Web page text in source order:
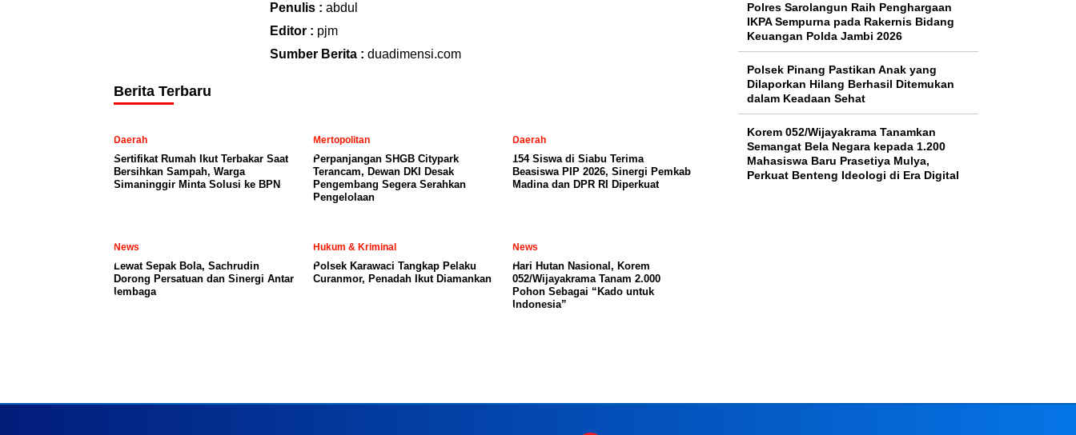
Penulis : abdul
Editor : pjm
Sumber Berita : duadimensi.com
Berita Terbaru
Daerah
Sertifikat Rumah Ikut Terbakar Saat
Bersihkan Sampah, Warga
Simaninggir Minta Solusi ke BPN
Mertopolitan
Perpanjangan SHGB Citypark
Terancam, Dewan DKI Desak
Pengembang Segera Serahkan
Pengelolaan
Daerah
154 Siswa di Siabu Terima
Beasiswa PIP 2026, Sinergi Pemkab
Madina dan DPR RI Diperkuat
News
Lewat Sepak Bola, Sachrudin
Dorong Persatuan dan Sinergi Antar
lembaga
Hukum & Kriminal
Polsek Karawaci Tangkap Pelaku
Curanmor, Penadah Ikut Diamankan
News
Hari Hutan Nasional, Korem
052/Wijayakrama Tanam 2.000
Pohon Sebagai “Kado untuk
Indonesia”
Polres Sarolangun Raih Penghargaan
IKPA Sempurna pada Rakernis Bidang
Keuangan Polda Jambi 2026
Polsek Pinang Pastikan Anak yang
Dilaporkan Hilang Berhasil Ditemukan
dalam Keadaan Sehat
Korem 052/Wijayakrama Tanamkan
Semangat Bela Negara kepada 1.200
Mahasiswa Baru Prasetiya Mulya,
Perkuat Benteng Ideologi di Era Digital